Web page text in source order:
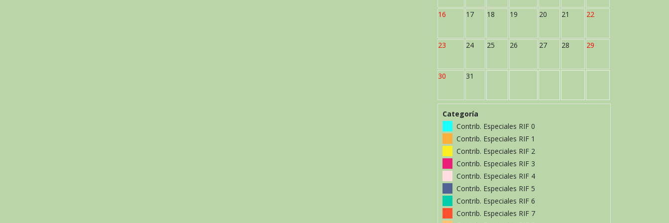
16 17 18 19 20 21 22
23 24 25 26 27 28 29
30 31
Categoría
Contrib. Especiales RIF 0
Contrib. Especiales RIF 1
Contrib. Especiales RIF 2
Contrib. Especiales RIF 3
Contrib. Especiales RIF 4
Contrib. Especiales RIF 5
Contrib. Especiales RIF 6
Contrib. Especiales RIF 7